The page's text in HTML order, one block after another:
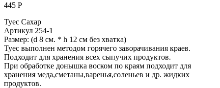
445 Р
Туес Сахар
Артикул 254-1
Размер: (d 8 см. * h 12 см без хватка)
Туес выполнен методом горячего заворачивания краев.
Подходит для хранения всех сыпучих продуктов.
При обработке донышка воском по краям подходит для
хранения меда,сметаны,варенья,соленьев и др. жидких
продуктов.